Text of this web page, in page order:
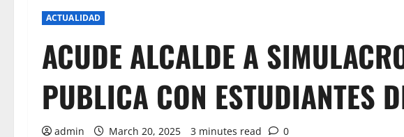
ACTUALIDAD
ACUDE ALCALDE A
PUBLICA CON ESTUDIANTES
admin March 20, 2025 3 minutes read 0